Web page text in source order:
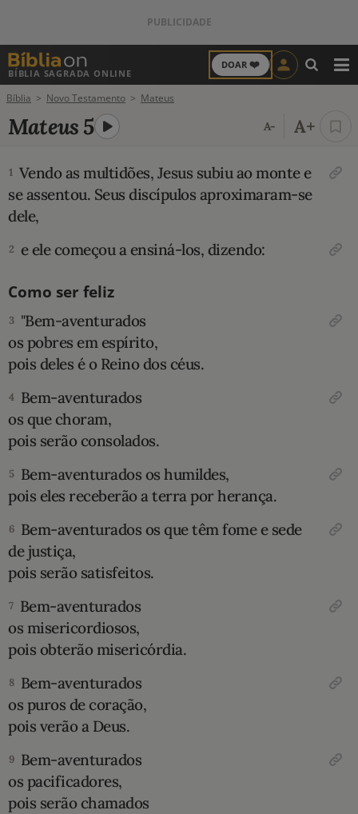
BÍBLIA SAGRADA ONLINE
DOAR ❤️
ANTIGO TESTAMENTO
VERSÍCULO DO DIA
DEVOCIONAL DIÁRIO
10 MANDAMENTOS
ESTUDOS BÍBLICOS
ESBOÇOS DE PREGAÇÃO
PERGUNTE À BÍBLIA
QUEM SOMOS
LOJA BÍBLIAON
Bíblia Novo Testamento Mateus
Mateus 5 A- A+
1 Vendo as multidões, Jesus subiu ao monte e
se assentou. Seus discípulos aproximaram-se
dele,
2 e ele começou a ensiná-los, dizendo:
Como ser feliz
3 "Bem-aventurados
os pobres em espírito,
pois deles é o Reino dos céus.
4 Bem-aventurados
os que choram,
pois serão consolados.
5 Bem-aventurados os humildes,
pois eles receberão a terra por herança.
6 Bem-aventurados os que têm fome e sede
de justiça,
pois serão satisfeitos.
7 Bem-aventurados
os misericordiosos,
pois obterão misericórdia.
8 Bem-aventurados
os puros de coração,
pois verão a Deus.
9 Bem-aventurados
os pacificadores,
pois serão chamados